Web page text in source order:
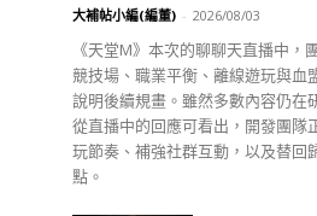
大補帖小編(編董) - 2026/08/03
《天堂M》本次的聊聊天直播中，
競技場、職業平衡、離線遊玩與血
說明後續規畫。雖然多數內容仍在
從直播中的回應可看出，開發團隊
玩節奏、補強社群互動，以及替回
點。